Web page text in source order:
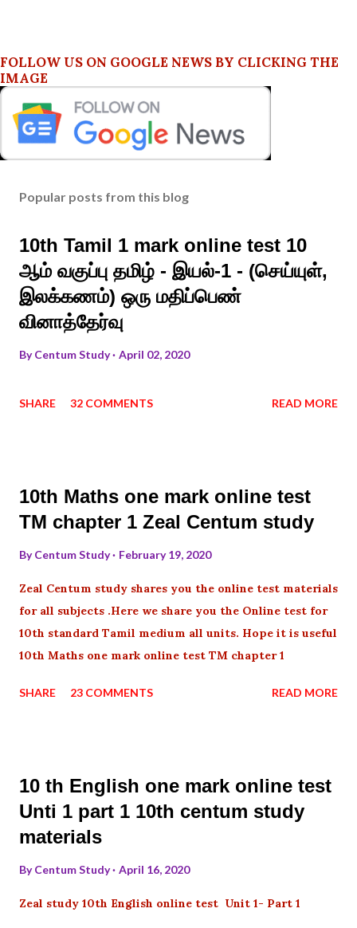
FOLLOW US ON GOOGLE NEWS BY CLICKING THE
IMAGE
Popular posts from this blog
10th Tamil 1 mark online test 10
ஆம் வகுப்பு தமிழ் - இயல்-1 - (செய்யுள்,
இலக்கணம்) ஒரு மதிப்பெண்
வினாத்தேர்வு
ByCentum Study April 02, 2020
SHARE 32 COMMENTS READ MORE
10th Maths one mark online test
TM chapter 1 Zeal Centum study
ByCentum Study February 19, 2020
Zeal Centum study shares you the online test materials
for all subjects .Here we share you the Online test for
10th standard Tamil medium all units. Hope it is useful
10th Maths one mark online test TM chapter 1
SHARE 23 COMMENTS READ MORE
10 th English one mark online test
Unti 1 part 1 10th centum study
materials
ByCentum Study April 16, 2020
Zeal study 10th English online test Unit 1- Part 1